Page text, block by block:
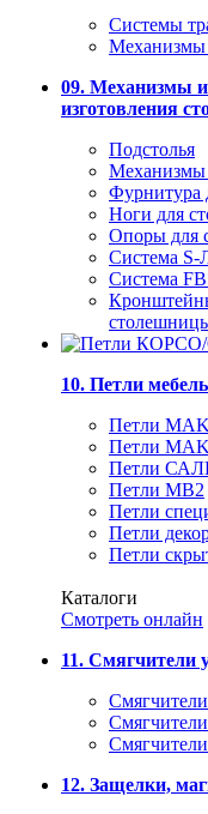
Системы
Механизмы
09. Механизмы
изготовления
Подстолья
Механизмы
Фурнитура
Ноги для
Опоры для
Система
Система
10. Петли
Петли
Петли
Петли
Петли MB2
Петли
Петли
Петли
Каталоги
Смотреть онлайн
11. Смягчители
Смягчители
12. Защелки,